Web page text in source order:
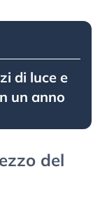
di luce e
un anno
del